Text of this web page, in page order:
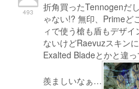
493
折角買ったTennogenだ
ゃない!? 無印、Primeど
ィで使う槍も盾もデザ
ないけどRaevuzスキン
Exalted Bladeとかと違
羨ましいなぁ…